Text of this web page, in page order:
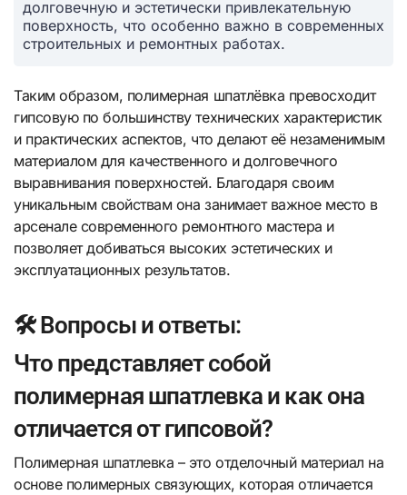
долговечную и эстетически привлекательную
поверхность, что особенно важно в современных
строительных и ремонтных работах.
Таким образом, полимерная шпатлёвка превосходит
гипсовую по большинству технических характеристик
и практических аспектов, что делают её незаменимым
материалом для качественного и долговечного
выравнивания поверхностей. Благодаря своим
уникальным свойствам она занимает важное место в
арсенале современного ремонтного мастера и
позволяет добиваться высоких эстетических и
эксплуатационных результатов.
🛠️ Вопросы и ответы:
Что представляет собой
полимерная шпатлевка и как она
отличается от гипсовой?
Полимерная шпатлевка – это отделочный материал на
основе полимерных связующих, которая отличается